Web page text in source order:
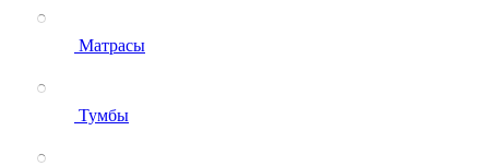
Матрасы
Тумбы